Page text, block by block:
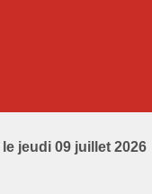
jeudi 09 juillet 2026